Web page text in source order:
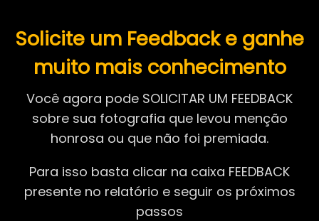
Solicite um Feedback e ganhe
muito mais conhecimento
Você agora pode SOLICITAR UM FEEDBACK
sobre sua fotografia que levou menção
honrosa ou que não foi premiada.
Para isso basta clicar na caixa FEEDBACK
presente no relatório e seguir os próximos
passos